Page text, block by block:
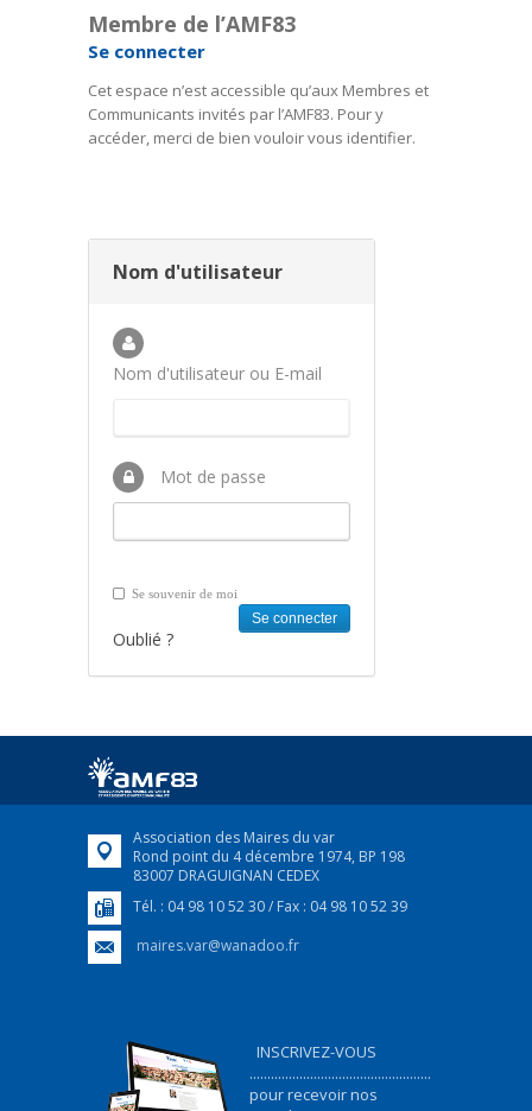
Membre de l’AMF83
Se connecter
Cet espace n’est accessible qu’aux Membres et
Communicants invités par l’AMF83. Pour y
accéder, merci de bien vouloir vous identifier.
Nom d'utilisateur
Nom d'utilisateur ou E-mail
Mot de passe
Se souvenir de moi
Oublié ?
Association des Maires du var
Rond point du 4 décembre 1974, BP 198
83007 DRAGUIGNAN CEDEX
Tél. : 04 98 10 52 30 / Fax : 04 98 10 52 39
maires.var@wanadoo.fr
INSCRIVEZ-VOUS
...................................................
pour recevoir nos